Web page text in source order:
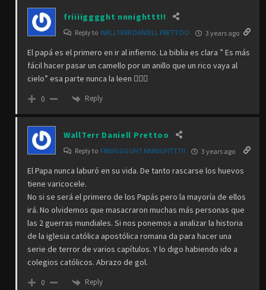
friiiigggght nnnighttt!!
Reply to WALLTERR DANIELL PRETTOO 3 years ago
El papá es el primero en ir al infierno. La biblia es clara ” Es más
fácil hacer pasar un camello por un anillo que un rico vaya al
cielo” esa parte nunca la leen 🤷🏻‍♀️
0 Reply
WallTerr Daniell Prettoo
Reply to FRIIIIGGGGHT NNNIGHTTT!! 3 years ago
El Papa nunca laburó en su vida. De tanto rascarse los huevos
tiene varicocele.
No si se será el primero de los Papás pero la mayoría de ellos
irá. No olvidemos que masacraron muchas más personas que
las 2 guerras mundiales. Si nos ponemos a analizar la historia
de la iglesia católica apostólica romana da para hacer una
serie de terror de varios capítulos. Y lo digo habiendo ido a
colegios católicos. Abrazo de gol.
0 Reply